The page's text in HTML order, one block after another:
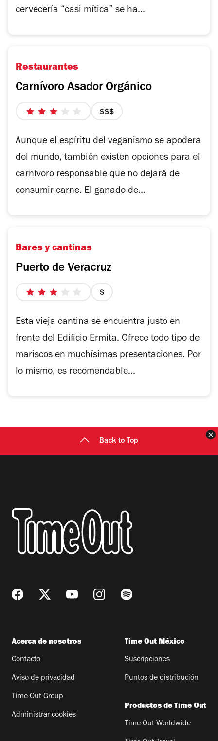
cervecería “casi mítica” se ha...
Restaurantes
Carnívoro Asador Orgánico
3
5
estrellas
precio
de
4
Aunque el espíritu del veganismo se apodera
del mundo, también existen opciones para el
carnívoro responsable que no dejará de
consumir carne. El ganado de...
Bares y cantinas
Puerto de Veracruz
3
5
estrellas
precio
de
Esta vieja cantina se encuentra justo en
frente del Edificio Ermita. Ofrece todo tipo de
mariscos en muchísimas presentaciones. Por
lo mismo, es recomendable...
Back to Top
Acerca de nosotros
Contacto
Aviso de privacidad
Time Out Group
Administrar cookies
Time Out México
Suscripciones
Puntos de distribución
Productos de Time Out
Time Out Worldwide